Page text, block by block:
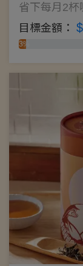
省下每月2杯
目標金額：
3%